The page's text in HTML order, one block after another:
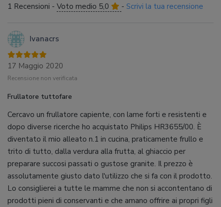
1 Recensioni - Voto medio 5,0 - Scrivi la tua recensione
Ivanacrs
17 Maggio 2020
Recensione non verificata
Frullatore tuttofare
Cercavo un frullatore capiente, con lame forti e resistenti e
dopo diverse ricerche ho acquistato Philips HR3655/00. È
diventato il mio alleato n.1 in cucina, praticamente frullo e
trito di tutto, dalla verdura alla frutta, al ghiaccio per
preparare succosi passati o gustose granite. Il prezzo è
assolutamente giusto dato l'utilizzo che si fa con il prodotto.
Lo consiglierei a tutte le mamme che non si accontentano di
prodotti pieni di conservanti e che amano offrire ai propri figli